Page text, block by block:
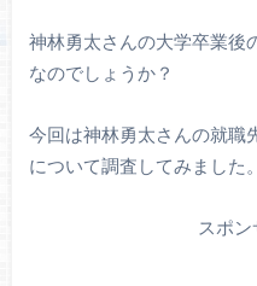
神林勇太さんの大学卒業後
なのでしょうか？
今回は神林勇太さんの就職
について調査してみました。
スポ